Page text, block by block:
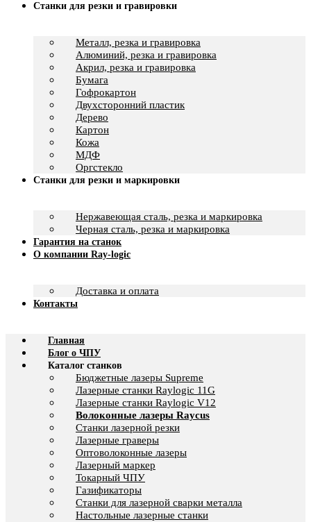
Станки для резки и гравировки
Металл, резка и гравировка
Алюминий, резка и гравировка
Акрил, резка и гравировка
Бумага
Гофрокартон
Двухсторонний пластик
Дерево
Картон
Кожа
МДФ
Оргстекло
Станки для резки и маркировки
Нержавеющая сталь, резка и маркировка
Черная сталь, резка и маркировка
Гарантия на станок
О компании Ray-logic
Доставка и оплата
Контакты
Главная
Блог о ЧПУ
Каталог станков
Бюджетные лазеры Supreme
Лазерные станки Raylogic 11G
Лазерные станки Raylogic V12
Волоконные лазеры Raycus
Станки лазерной резки
Лазерные граверы
Оптоволоконные лазеры
Лазерный маркер
Токарный ЧПУ
Газификаторы
Cтанки для лазерной сварки металла
Настольные лазерные станки